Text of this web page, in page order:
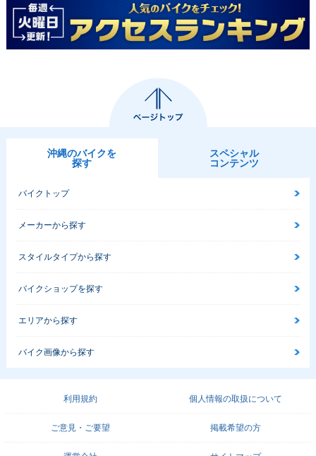
沖縄のバイクを
探す
スペシャル
コンテンツ
バイクトップ
メーカーから探す
スタイルタイプから探す
バイクショップを探す
エリアから探す
バイク画像から探す
利用規約 個人情報の取扱について
ご意見・ご要望 掲載希望の方